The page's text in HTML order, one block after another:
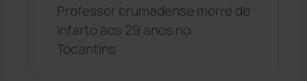
Professor brumadense morre de
infarto aos 29 anos no
Tocantins